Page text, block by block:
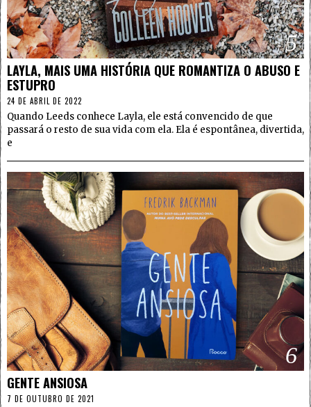
5
LAYLA, MAIS UMA HISTÓRIA QUE ROMANTIZA O ABUSO E
ESTUPRO
24 DE ABRIL DE 2022
Quando Leeds conhece Layla, ele está convencido de que
passará o resto de sua vida com ela. Ela é espontânea, divertida,
e
6
GENTE ANSIOSA
7 DE OUTUBRO DE 2021